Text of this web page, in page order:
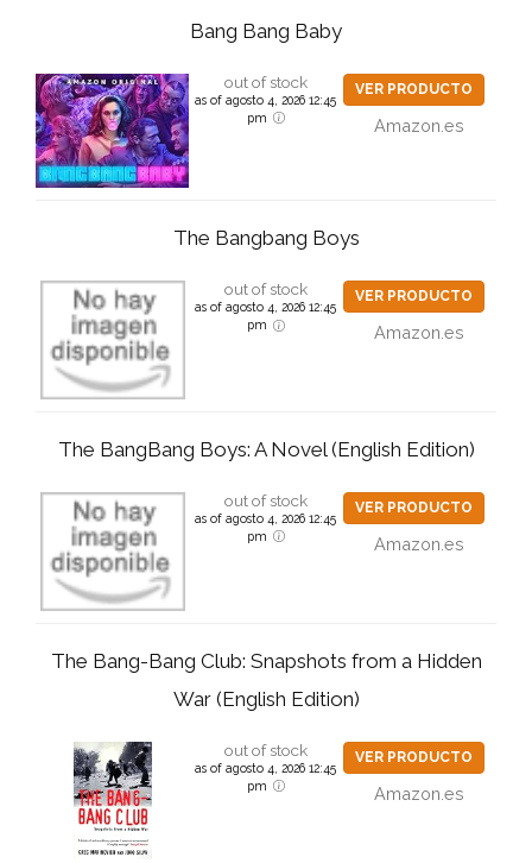
Bang Bang Baby
out of stock
as of agosto 4, 2026 12:45
pm
VER PRODUCTO
Amazon.es
The Bangbang Boys
out of stock
as of agosto 4, 2026 12:45
pm
VER PRODUCTO
Amazon.es
The BangBang Boys: A Novel (English Edition)
out of stock
as of agosto 4, 2026 12:45
pm
VER PRODUCTO
Amazon.es
The Bang-Bang Club: Snapshots from a Hidden
War (English Edition)
out of stock
as of agosto 4, 2026 12:45
pm
VER PRODUCTO
Amazon.es